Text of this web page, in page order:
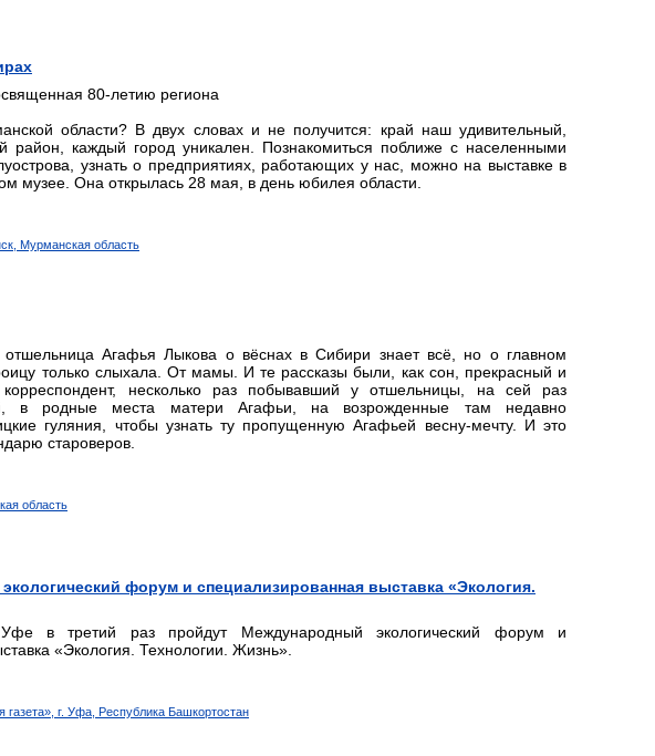
80-летию региона
области? В двух словах и не получится: край наш удивительный,
район, каждый город уникален. Познакомиться поближе с населенными
узнать о предприятиях, работающих у нас, можно на выставке в
музее. Она открылась 28 мая, в день юбилея области.
Мурманская область
отшельница Агафья Лыкова о вёснах в Сибири знает всё, но о главном
только слыхала. От мамы. И те рассказы были, как сон, прекрасный и
несколько раз побывавший у отшельницы, на сей раз
в родные места матери Агафьи, на возрожденные там недавно
гуляния, чтобы узнать ту пропущенную Агафьей весну-мечту. И это
староверов.
область
форум и специализированная выставка «Экология.
третий раз пройдут Международный экологический форум и
«Экология. Технологии. Жизнь».
газета», г. Уфа, Республика Башкортостан